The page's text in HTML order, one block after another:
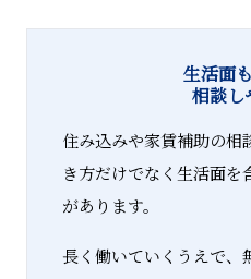
生活面
相談し
住み込みや家賃補助の相
き方だけでなく生活面を
があります。
長く働いていくうえで、